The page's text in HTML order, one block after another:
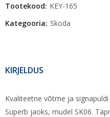
Tootekood: KEY-165
Kategooria: Skoda
KIRJELDUS
Kvaliteetne võtme ja
Superb jaoks, mudel SK06.